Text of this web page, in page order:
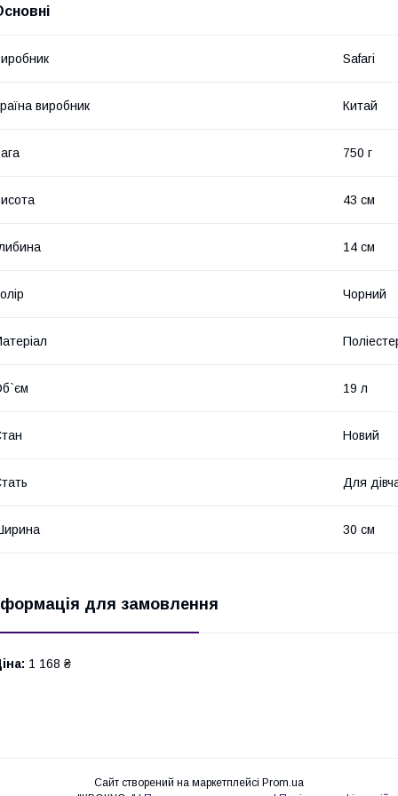
Safari
виробник Китай
750 г
43 см
14 см
Чорний
19 л
Новий
Для
30 см
для замовлення
1 168 ₴
Сайт створений на маркетплейсі Prom.ua